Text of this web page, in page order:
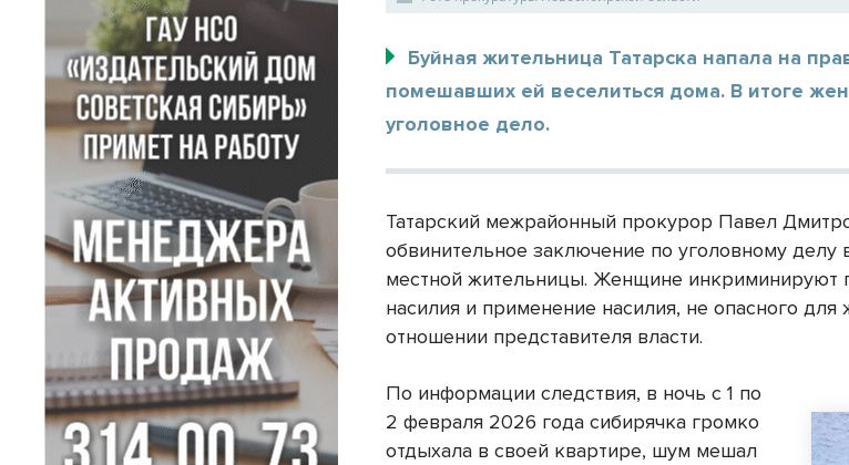
Буйная жительница Татарска напала на
помешавших ей веселиться дома. В итоге
уголовное дело.
Татарский межрайонный прокурор Павел
обвинительное заключение по уголовному делу
местной жительницы. Женщине инкриминируют
насилия и применение насилия, не опасного для
отношении представителя власти.
По информации следствия, в ночь с 1 по
2 февраля 2026 года сибирячка громко
отдыхала в своей квартире, шум мешал